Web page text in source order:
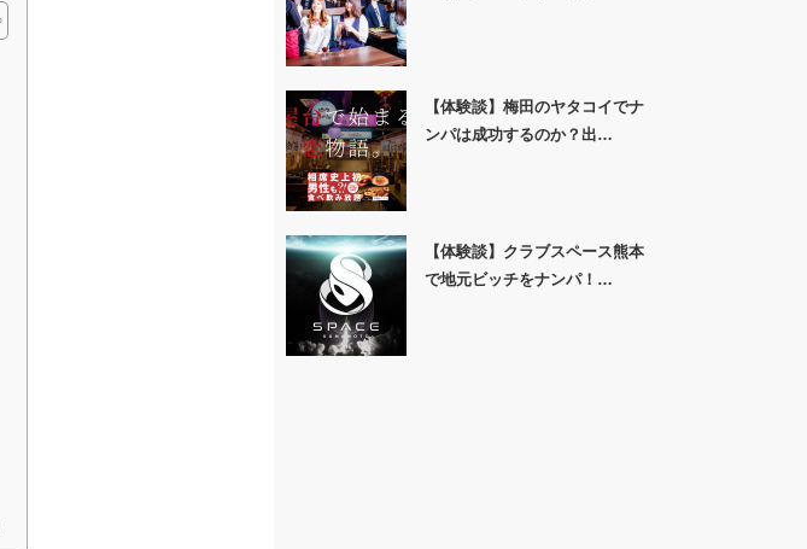
【体験談】梅田のヤタコイでナ
ンパは成功するのか？出…
【体験談】クラブスペース熊本
で地元ビッチをナンパ！…